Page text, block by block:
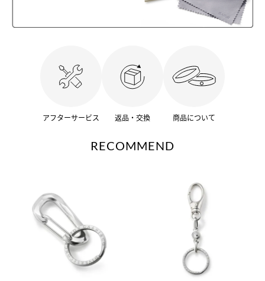
アフターサービス 返品・交換 商品について
RECOMMEND